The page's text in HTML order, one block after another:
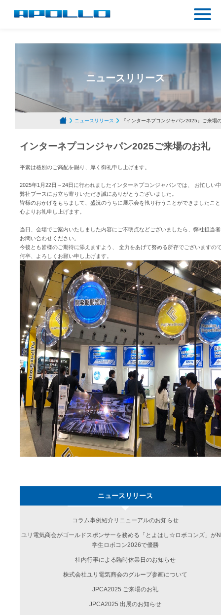
ニュースリリース
ニュースリリース 『インターネプコンジャパン2025』ご来場
インターネプコンジャパン2025ご来場のお礼
平素は格別のご高配を賜り、厚く御礼申し上げます。
2025年1月22日～24日に行われましたインターネプコンジャパンでは、 お忙しい
弊社ブースにお立ち寄りいただき誠にありがとうございました。
皆様のおかげをもちまして、盛況のうちに展示会を執り行うことができましたこ
心よりお礼申し上げます。
当日、会場でご案内いたしました内容にご不明点などございましたら、弊社担当
お問い合わせください。
今後とも皆様のご期待に添えますよう、 全力をあげて努める所存でございますの
何卒、よろしくお願い申し上げます。
ニュースリリース
コラム事例紹介リニューアルのお知らせ
ユリ電気商会がゴールドスポンサーを務める「とよはし☆ロボコンズ」が
学生ロボコン2026で優勝
社内行事による臨時休業日のお知らせ
株式会社ユリ電気商会のグループ参画について
JPCA2025 ご来場のお礼
JPCA2025 出展のお知らせ